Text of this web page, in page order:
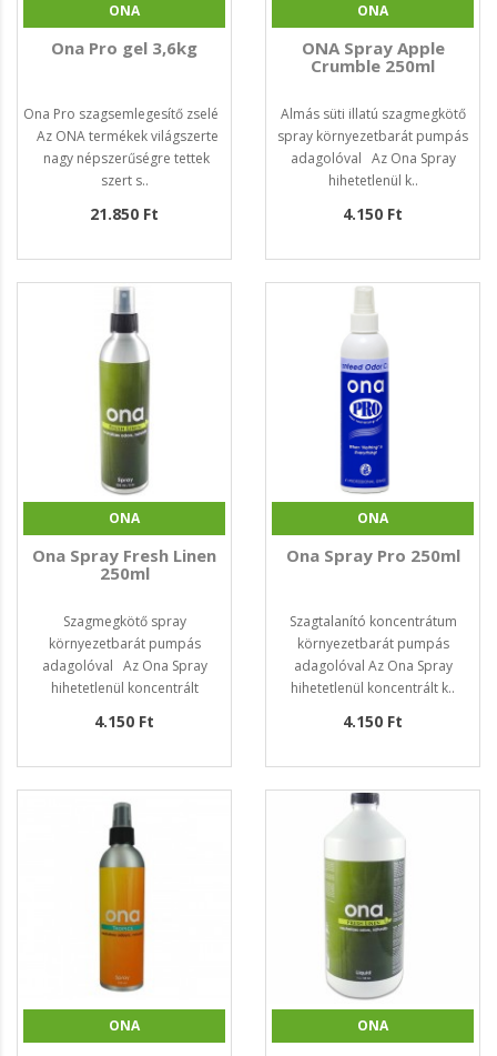
ONA
Ona Pro gel 3,6kg
Ona Pro szagsemlegesítő zselé
Az ONA termékek világszerte
nagy népszerűségre tettek
szert s..
21.850 Ft
ONA
ONA Spray Apple
Crumble 250ml
Almás süti illatú szagmegkötő
spray környezetbarát pumpás
adagolóval Az Ona Spray
hihetetlenül k..
4.150 Ft
ONA
Ona Spray Fresh Linen
250ml
Szagmegkötő spray
környezetbarát pumpás
adagolóval Az Ona Spray
hihetetlenül koncentrált
4.150 Ft
ONA
Ona Spray Pro 250ml
Szagtalanító koncentrátum
környezetbarát pumpás
adagolóval Az Ona Spray
hihetetlenül koncentrált k..
4.150 Ft
ONA ONA